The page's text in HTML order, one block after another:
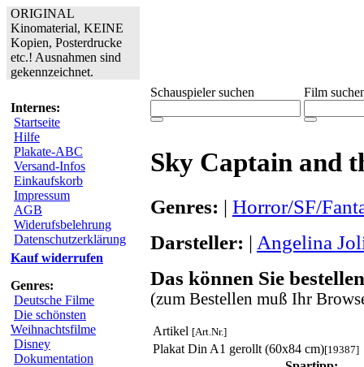
ORIGINAL
Kinomaterial, KEINE
Kopien, Posterdrucke
etc.! Ausnahmen sind
gekennzeichnet.
Internes:
Startseite
Hilfe
Plakate-ABC
Versand-Infos
Einkaufskorb
Impressum
AGB
Widerufsbelehrung
Datenschutzerklärung
Kauf widerrufen
Genres:
Deutsche Filme
Die schönsten
Weihnachtsfilme
Disney
Dokumentation
Schauspieler suchen Film
Sky Captain and
Genres: | Horror/SF/
Darsteller: | Angelina
Das können Sie
(zum Bestellen muß Ihr
Artikel [Art.Nr.]
Plakat Din A1 gerollt (60x84 cm)[19387]